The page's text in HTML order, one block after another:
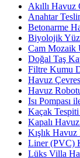
Akıllı Havuz
Anahtar
Betonarme
Biyolojik
Cam Mozaik
Doğal Taş
Filtre Kumu
Havuz
Havuz
Isı Pompası
Kaçak Tespiti
Kapalı
Kışlık Havuz
Liner (PVC)
Lüks Villa